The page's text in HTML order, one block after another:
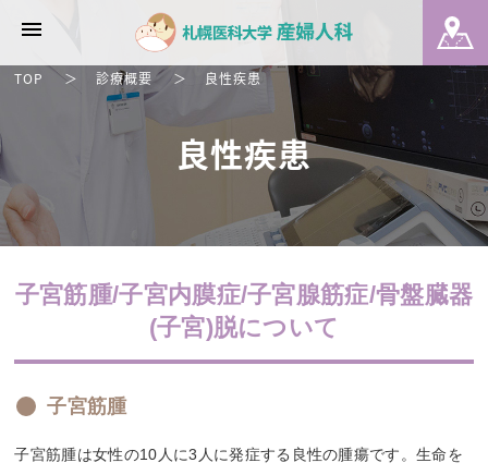
良性疾患
TOP 診療概要 良性疾患
子宮筋腫/子宮内膜症/子宮腺筋症/骨盤臓器
(子宮)脱について
子宮筋腫
子宮筋腫は女性の10人に3人に発症する良性の腫瘍です。生命を